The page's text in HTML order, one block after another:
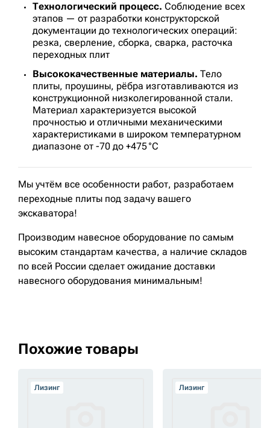
Технологический процесс. Соблюдение всех
этапов — от разработки конструкторской
документации до технологических операций:
резка, сверление, сборка, сварка, расточка
переходных плит
Высококачественные материалы. Тело
плиты, проушины, рёбра изготавливаются из
конструкционной низколегированной стали.
Материал характеризуется высокой
прочностью и отличными механическими
характеристиками в широком температурном
диапазоне от -70 до +475 °C
Мы учтём все особенности работ, разработаем
переходные плиты под задачу вашего
экскаватора!
Производим навесное оборудование по самым
высоким стандартам качества, а наличие складов
по всей России сделает ожидание доставки
навесного оборудования минимальным!
Похожие товары
Лизинг Лизинг